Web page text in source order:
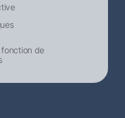
fonction de